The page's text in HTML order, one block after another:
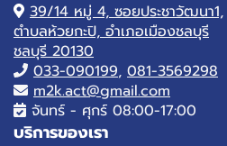
39/14 หมู่ 4, ซอยประชาวัฒนา1,
ตำบลห้วยกะปิ, อำเภอเมืองชลบุรี
ชลบุรี 20130
033-090199, 081-3569298
m2k.act@gmail.com
จันทร์ - ศุกร์ 08:00-17:00
บริการของเรา